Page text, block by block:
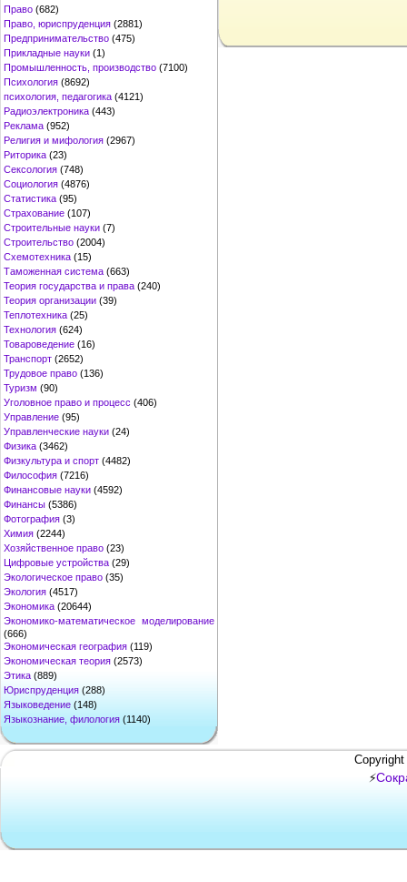
Право (682)
Право, юриспруденция (2881)
Предпринимательство (475)
Прикладные науки (1)
Промышленность, производство (7100)
Психология (8692)
психология, педагогика (4121)
Радиоэлектроника (443)
Реклама (952)
Религия и мифология (2967)
Риторика (23)
Сексология (748)
Социология (4876)
Статистика (95)
Страхование (107)
Строительные науки (7)
Строительство (2004)
Схемотехника (15)
Таможенная система (663)
Теория государства и права (240)
Теория организации (39)
Теплотехника (25)
Технология (624)
Товароведение (16)
Транспорт (2652)
Трудовое право (136)
Туризм (90)
Уголовное право и процесс (406)
Управление (95)
Управленческие науки (24)
Физика (3462)
Физкультура и спорт (4482)
Философия (7216)
Финансовые науки (4592)
Финансы (5386)
Фотография (3)
Химия (2244)
Хозяйственное право (23)
Цифровые устройства (29)
Экологическое право (35)
Экология (4517)
Экономика (20644)
Экономико-математическое моделирование
(666)
Экономическая география (119)
Экономическая теория (2573)
Этика (889)
Юриспруденция (288)
Языковедение (148)
Языкознание, филология (1140)
⚡